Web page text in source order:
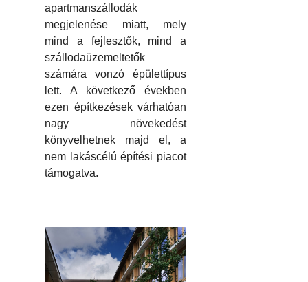
apartmanszállodák
megjelenése miatt, mely
mind a fejlesztők, mind a
szállodaüzemeltetők
számára vonzó épülettípus
lett. A következő években
ezen építkezések várhatóan
nagy növekedést
könyvelhetnek majd el, a
nem lakáscélú építési piacot
támogatva.